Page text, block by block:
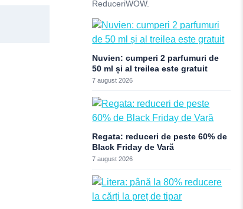
ReduceriWOW.
Nuvien: cumperi 2 parfumuri de
50 ml și al treilea este gratuit
7 august 2026
Regata: reduceri de peste 60% de
Black Friday de Vară
7 august 2026